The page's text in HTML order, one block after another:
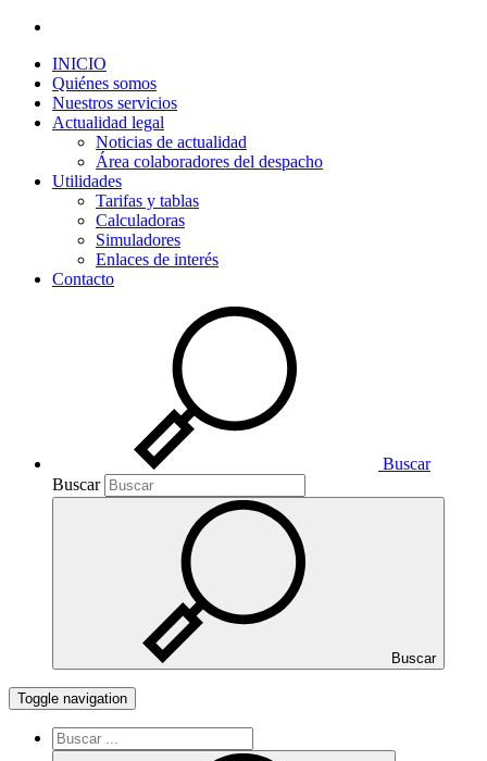
INICIO
Quiénes somos
Nuestros servicios
Actualidad legal
Noticias de actualidad
Área colaboradores del despacho
Utilidades
Tarifas y tablas
Calculadoras
Simuladores
Enlaces de interés
Contacto
Buscar
Buscar
Buscar
Toggle navigation